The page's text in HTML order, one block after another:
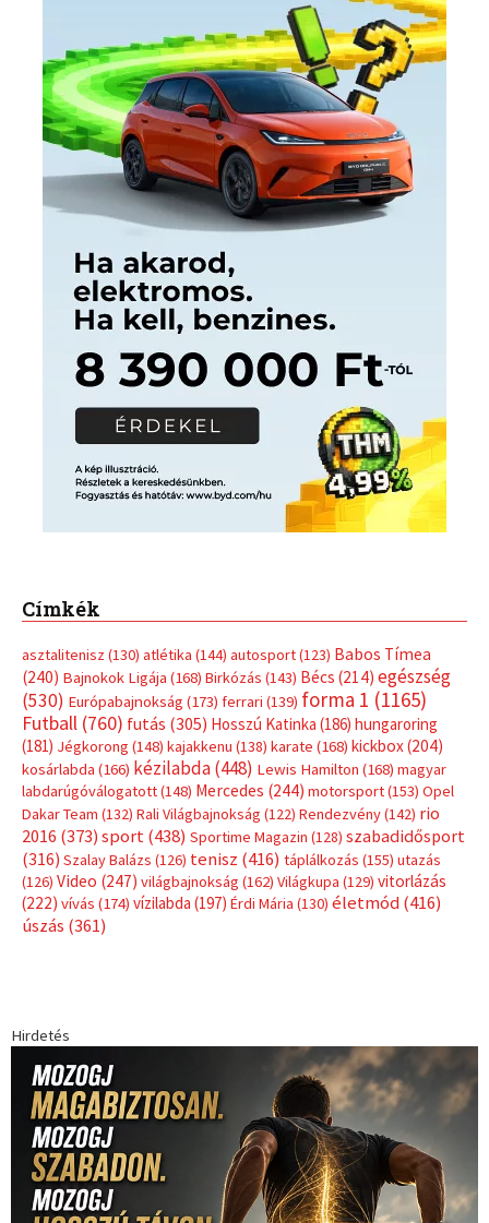
Címkék
asztalitenisz (130) atlétika (144) autosport(123) Babos Tímea
(240) Bajnokok Ligája (168) Birkózás (143) Bécs (214) egészség
(530) Európabajnokság (173) ferrari (139) forma 1 (1165)
Futball (760) futás (305) Hosszú Katinka (186) hungaroring
(181) Jégkorong (148) kajakkenu (138) karate (168) kickbox(204)
kosárlabda (166) kézilabda(448) Lewis Hamilton (168) magyar
labdarúgóválogatott(148) Mercedes (244) motorsport(153) Opel
Dakar Team (132) Rali Világbajnokság (122) Rendezvény(142) rio
2016 (373) sport(438) Sportime Magazin (128) szabadidősport
(316) Szalay Balázs (126) tenisz (416) táplálkozás (155) utazás
(126) Video (247) világbajnokság (162) Világkupa (129) vitorlázás
(222) vívás (174) vízilabda (197) Érdi Mária (130) életmód(416)
úszás (361)
Hirdetés